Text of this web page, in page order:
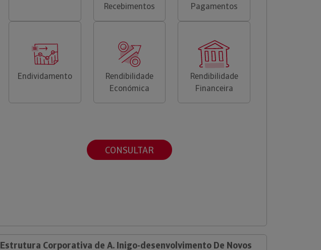
Recebimentos
Pagamentos
Endividamento
Rendibilidade
Económica
Rendibilidade
Financeira
CONSULTAR
Estrutura Corporativa de A. Inigo-desenvolvimento De Novos